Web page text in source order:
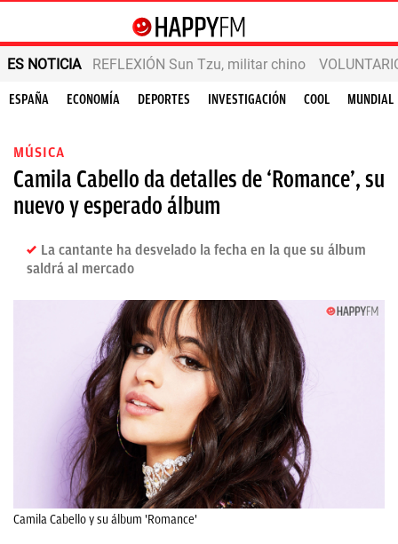
ES NOTICIA REFLEXIÓN Sun Tzu, militar chino
ESPAÑA ECONOMÍA DEPORTES INVESTIGACIÓN COOL MUNDIAL
MÚSICA
Camila Cabello da detalles de ‘Romance’, su
nuevo y esperado álbum
La cantante ha desvelado la fecha en la que su álbum
saldrá al mercado
Camila Cabello y su álbum 'Romance'